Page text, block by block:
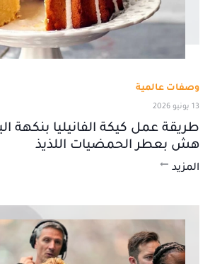
وصفات عالمية
13 يونيو 2026
طريقة عمل كيكة الفانيليا بنكهة
هش بعطر الحمضيات اللذيذ
المزيد